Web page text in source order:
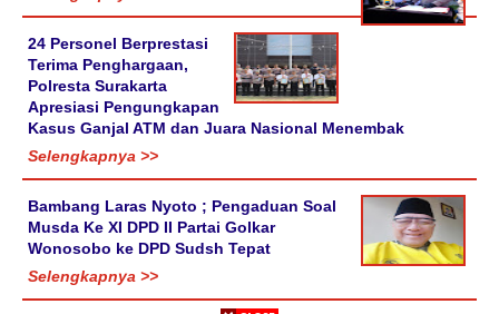
24 Personel Berprestasi
Terima Penghargaan,
Polresta Surakarta
Apresiasi Pengungkapan
Kasus Ganjal ATM dan Juara Nasional Menembak
Selengkapnya >>
Bambang Laras Nyoto ; Pengaduan Soal
Musda Ke XI DPD II Partai Golkar
Wonosobo ke DPD Sudsh Tepat
Selengkapnya >>